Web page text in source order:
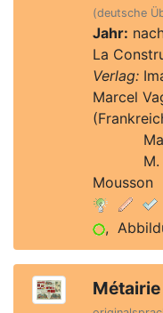
(deutsche
Jahr:
La
Verlag:
Marcel
Mousson
,